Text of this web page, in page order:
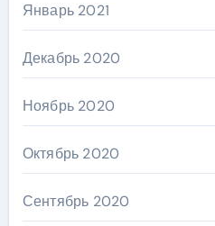
Январь 2021
Декабрь 2020
Ноябрь 2020
Октябрь 2020
Сентябрь 2020